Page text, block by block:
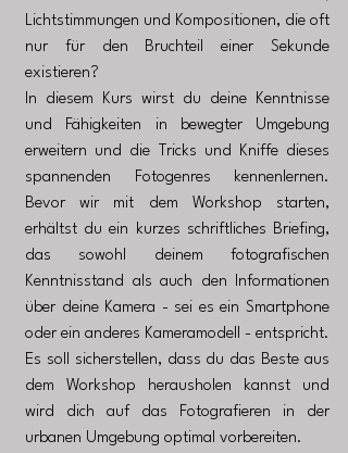
Lichtstimmungen und Kompositionen, die oft
nur für den Bruchteil einer Sekunde
existieren?
In diesem Kurs wirst du deine Kenntnisse
und Fähigkeiten in bewegter Umgebung
erweitern und die Tricks und Kniffe dieses
spannenden Fotogenres kennenlernen.
Bevor wir mit dem Workshop starten,
erhältst du ein kurzes schriftliches Briefing,
das sowohl deinem fotografischen
Kenntnisstand als auch den Informationen
über deine Kamera - sei es ein Smartphone
oder ein anderes Kameramodell - entspricht.
Es soll sicherstellen, dass du das Beste aus
dem Workshop herausholen kannst und
wird dich auf das Fotografieren in der
urbanen Umgebung optimal vorbereiten.